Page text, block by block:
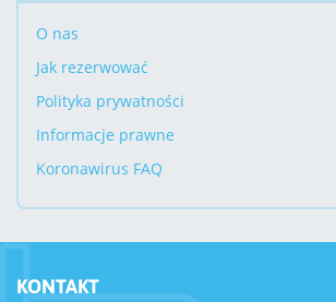
O nas
Jak rezerwować
Polityka prywatności
Informacje prawne
Koronawirus FAQ
KONTAKT